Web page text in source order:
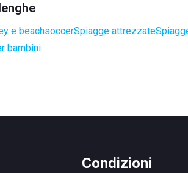
e beachsoccerSpiagge attrezzate
bambini
Condizioni